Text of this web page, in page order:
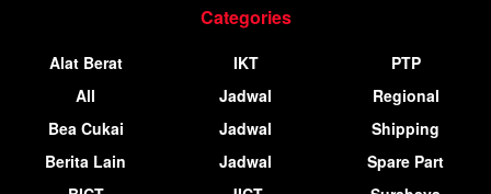
Categories
Alat Berat
All
Bea Cukai
Berita Lain
IKT
Jadwal
Jadwal
Jadwal
PTP
Regional
Shipping
Spare Part